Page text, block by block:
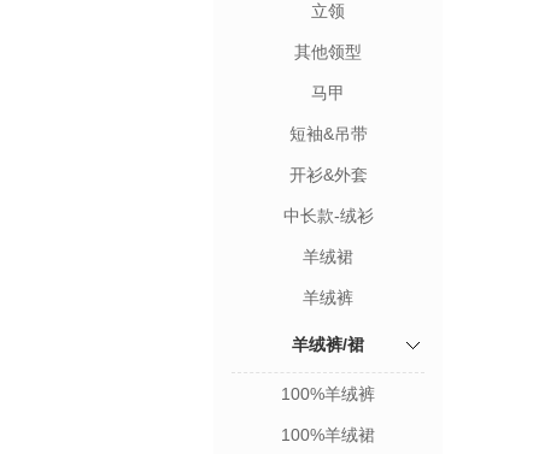
立领
其他领型
马甲
短袖&吊带
开衫&外套
中长款-绒衫
羊绒裙
羊绒裤
羊绒裤/裙
100%羊绒裤
100%羊绒裙